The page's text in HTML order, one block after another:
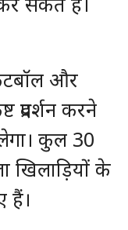
और
करने
कुल 30
खिलाड़ियों के
हैं।